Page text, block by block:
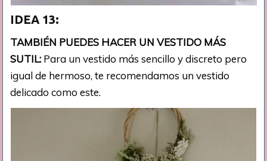
IDEA 13:
TAMBIÉN PUEDES HACER UN VESTIDO MÁS
SUTIL: Para un vestido más sencillo y discreto pero
igual de hermoso, te recomendamos un vestido
delicado como este.